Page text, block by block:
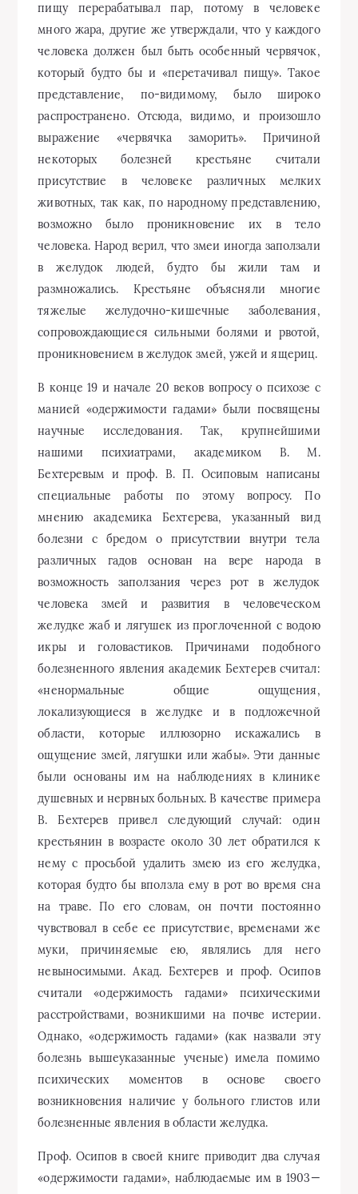
пищу перерабатывал пар, потому в человеке
много жара, другие же утверждали, что у каждого
человека должен был быть особенный червячок,
который будто бы и «перетачивал пищу». Такое
представление, по-видимому, было широко
распространено. Отсюда, видимо, и произошло
выражение «червячка заморить». Причиной
некоторых болезней крестьяне считали
присутствие в человеке различных мелких
животных, так как, по народному представлению,
возможно было проникновение их в тело
человека. Народ верил, что змеи иногда заползали
в желудок людей, будто бы жили там и
размножались. Крестьяне объясняли многие
тяжелые желудочно-кишечные заболевания,
сопровождающиеся сильными болями и рвотой,
проникновением в желудок змей, ужей и ящериц.
В конце 19 и начале 20 веков вопросу о психозе с
манией «одержимости гадами» были посвящены
научные исследования. Так, крупнейшими
нашими психиатрами, академиком В. М.
Бехтеревым и проф. В. П. Осиповым написаны
специальные работы по этому вопросу. По
мнению академика Бехтерева, указанный вид
болезни с бредом о присутствии внутри тела
различных гадов основан на вере народа в
возможность заползания через рот в желудок
человека змей и развития в человеческом
желудке жаб и лягушек из проглоченной с водою
икры и головастиков. Причинами подобного
болезненного явления академик Бехтерев считал:
«ненормальные общие ощущения,
локализующиеся в желудке и в подложечной
области, которые иллюзорно искажались в
ощущение змей, лягушки или жабы». Эти данные
были основаны им на наблюдениях в клинике
душевных и нервных больных. В качестве примера
В. Бехтерев привел следующий случай: один
крестьянин в возрасте около 30 лет обратился к
нему с просьбой удалить змею из его желудка,
которая будто бы вползла ему в рот во время сна
на траве. По его словам, он почти постоянно
чувствовал в себе ее присутствие, временами же
муки, причиняемые ею, являлись для него
невыносимыми. Акад. Бехтерев и проф. Осипов
считали «одержимость гадами» психическими
расстройствами, возникшими на почве истерии.
Однако, «одержимость гадами» (как назвали эту
болезнь вышеуказанные ученые) имела помимо
психических моментов в основе своего
возникновения наличие у больного глистов или
болезненные явления в области желудка.
Проф. Осипов в своей книге приводит два случая
«одержимости гадами», наблюдаемые им в 1903—